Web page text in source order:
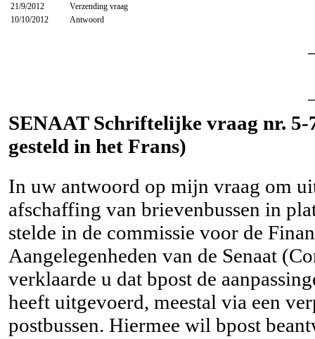
21/9/2012
Verzending vraag
10/10/2012
Antwoord
SENAAT Schriftelijke vraag nr. 5-
gesteld in het Frans)
In uw antwoord op mijn vraag om
afschaffing van brievenbussen in
stelde in de commissie voor de
Aangelegenheden van de Senaat
verklaarde u dat bpost de
heeft uitgevoerd, meestal via een
postbussen. Hiermee wil bpost